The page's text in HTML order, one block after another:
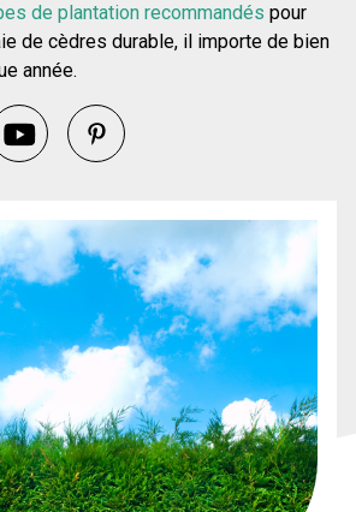
de plantation recommandés pour
de cèdres durable, il importe de bien
année.